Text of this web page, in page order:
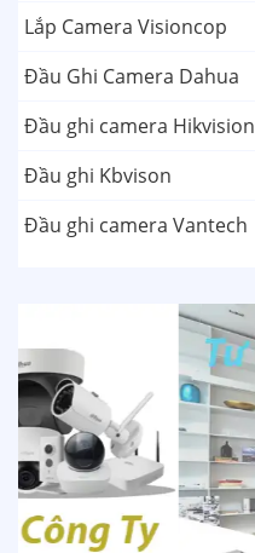
Lắp Camera Visioncop
Đầu Ghi Camera Dahua
Đầu ghi camera Hikvision
Đầu ghi Kbvison
Đầu ghi camera Vantech